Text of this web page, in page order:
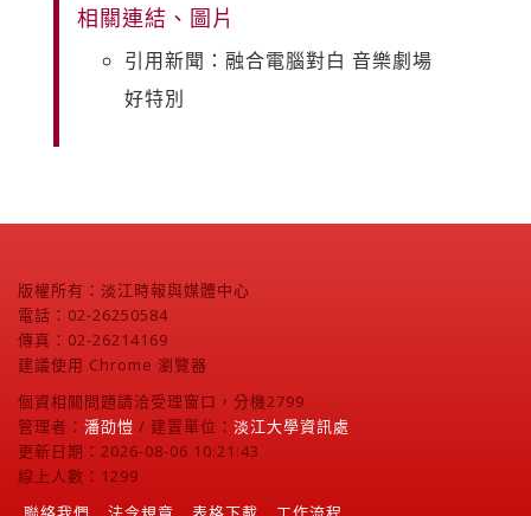
相關連結、圖片
引用新聞：融合電腦對白 音樂劇場
好特別
版權所有：淡江時報與媒體中心
電話：02-26250584
傳真：02-26214169
建議使用 Chrome 瀏覽器
個資相關問題請洽受理窗口，分機2799
管理者： 潘劭愷 / 建置單位： 淡江大學資訊處
更新日期：2026-08-06 10:21:43
線上人數：1299